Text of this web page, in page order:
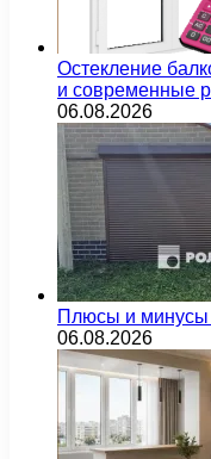
Остекление
и современные
06.08.2026
Плюсы и минусы
06.08.2026